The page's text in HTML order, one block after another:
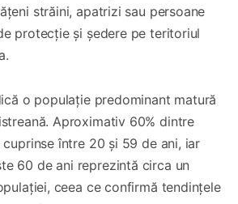
străini, apatrizi sau persoane
protecție și ședere pe teritoriul
o populație predominant matură
Aproximativ 60% dintre
între 20 și 59 de ani, iar
60 de ani reprezintă circa un
ceea ce confirmă tendințele